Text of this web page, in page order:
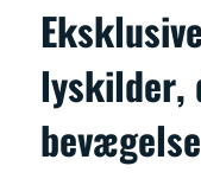
lyskilder,
bevægelse